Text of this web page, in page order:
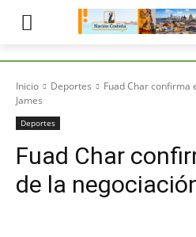
Inicio Deportes
Fuad Char confirma
James
Deportes
Fuad Char
de la